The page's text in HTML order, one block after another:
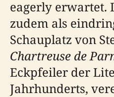
eagerly erwartet.
zudem als
Schauplatz von
Chartreuse de
Eckpfeiler der
Jahrhunderts,